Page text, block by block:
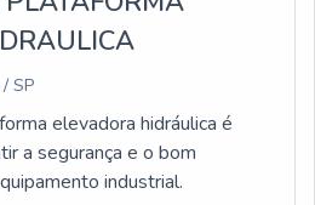
SP
elevadora hidráulica é
a segurança e o bom
industrial.